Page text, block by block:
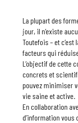
La plupart des
jour, il n’existe
Toutefois – et
facteurs qui
L’objectif de cette
concrets et
pouvez minimiser
vie saine et active.
En collaboration
d’information